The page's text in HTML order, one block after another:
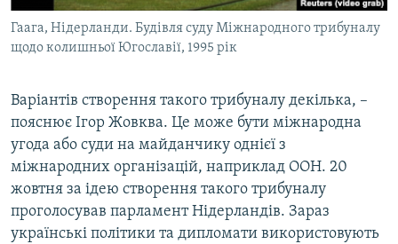
Гаага, Нідерланди. Будівля суду Міжнародного трибуналу
щодо колишньої Югославії, 1995 рік
Варіантів створення такого трибуналу декілька, –
пояснює Ігор Жовква. Це може бути міжнародна
угода або суди на майданчику однієї з
міжнародних організацій, наприклад ООН. 20
жовтня за ідею створення такого трибуналу
проголосував парламент Нідерландів. Зараз
українські політики та дипломати використовують